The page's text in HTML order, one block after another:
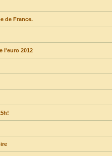
de France.
l'euro 2012